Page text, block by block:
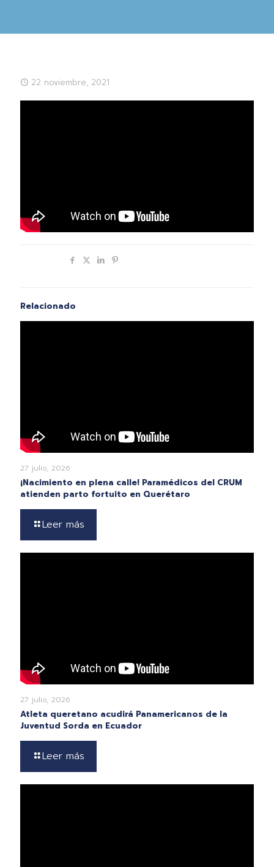
22 noviembre, 2021
Relacionado
27 julio, 2026
¡Nacimiento en plena calle! Paramédicos del CRUM
atienden parto fortuito en Querétaro
Leer más
27 julio, 2026
Atleta queretano acudirá Panamericanos de la
Juventud Sorda en Ecuador
Leer más